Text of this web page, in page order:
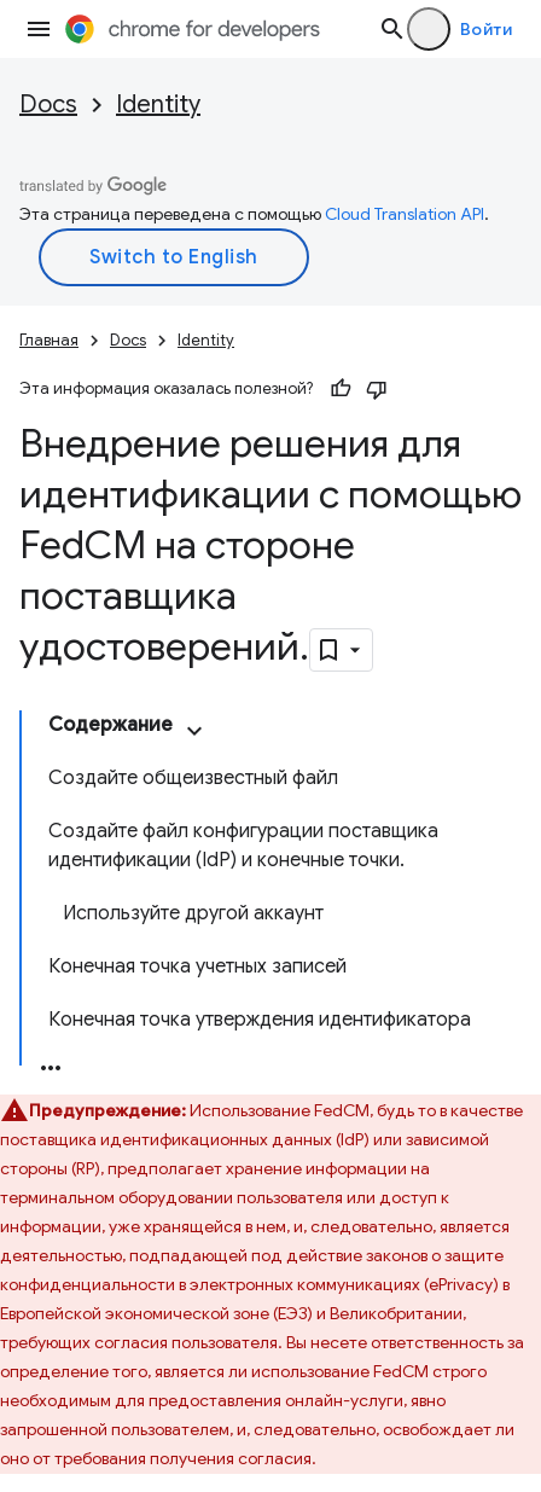
Войти
Docs Identity
Эта страница переведена с помощьюCloud Translation API.
Главная Docs Identity
Эта информация оказалась полезной?
Внедрение решения для
идентификации с помощью
FedCM на стороне
поставщика
удостоверений.
Содержание
Создайте общеизвестный файл
Создайте файл конфигурации поставщика
идентификации (IdP) и конечные точки.
Используйте другой аккаунт
Конечная точка учетных записей
Конечная точка утверждения идентификатора
Предупреждение:Использование FedCM, будь то в качестве
поставщика идентификационных данных (IdP) или зависимой
стороны (RP), предполагает хранение информации на
терминальном оборудовании пользователя или доступ к
информации, уже хранящейся в нем, и, следовательно, является
деятельностью, подпадающей под действие законов о защите
конфиденциальности в электронных коммуникациях (ePrivacy) в
Европейской экономической зоне (ЕЭЗ) и Великобритании,
требующих согласия пользователя. Вы несете ответственность за
определение того, является ли использование FedCM строго
необходимым для предоставления онлайн-услуги, явно
запрошенной пользователем, и, следовательно, освобождает ли
оно от требования получения согласия.